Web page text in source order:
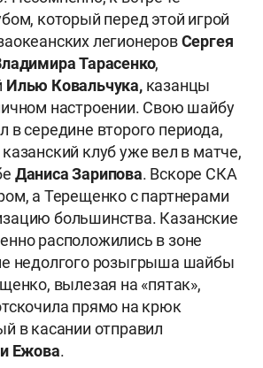
который перед этой игрой
легионеровСергея
Тарасенко,
Илью Ковальчука,казанцы
настроении. Свою шайбу
в середине второго периода,
клуб уже вел в матче,
Даниса Зарипова. Вскоре СКА
а Терещенко с партнерами
большинства. Казанские
расположились в зоне
недолгого розыгрыша шайбы
вылезая на «пятак»,
прямо на крюк
в касании отправил
Ежова.